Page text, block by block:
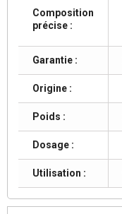
Composition
précise :
Garantie :
Origine :
Poids :
Dosage :
Utilisation :